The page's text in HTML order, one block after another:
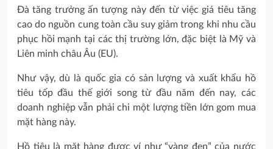
Đà tăng trưởng ấn tượng này đến từ việc giá tiêu tăng
cao do nguồn cung toàn cầu suy giảm trong khi nhu cầu
phục hồi mạnh tại các thị trường lớn, đặc biệt là Mỹ và
Liên minh châu Âu (EU).
Như vậy, dù là quốc gia có sản lượng và xuất khẩu hồ
tiêu tốp đầu thế giới song từ đầu năm đến nay, các
doanh nghiệp vẫn phải chi một lượng tiền lớn gom mua
mặt hàng này.
Hồ tiêu là mặt hàng được ví như “vàng đen” của nước